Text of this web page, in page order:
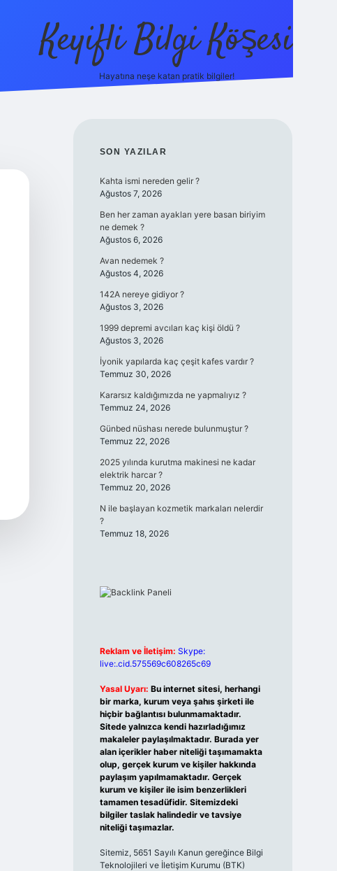
Keyifli Bilgi Köşesi
Hayatına neşe katan pratik bilgiler!
SIDEBAR
SON YAZILAR
Kahta ismi nereden gelir ?
Ağustos 7, 2026
Ben her zaman ayakları yere basan biriyim
ne demek ?
Ağustos 6, 2026
Avan nedemek ?
Ağustos 4, 2026
142A nereye gidiyor ?
Ağustos 3, 2026
1999 depremi avcıları kaç kişi öldü ?
Ağustos 3, 2026
İyonik yapılarda kaç çeşit kafes vardır ?
Temmuz 30, 2026
Kararsız kaldığımızda ne yapmalıyız ?
Temmuz 24, 2026
Günbed nüshası nerede bulunmuştur ?
Temmuz 22, 2026
2025 yılında kurutma makinesi ne kadar
elektrik harcar ?
Temmuz 20, 2026
N ile başlayan kozmetik markaları nelerdir
?
Temmuz 18, 2026
Reklam ve İletişim: Skype:
live:.cid.575569c608265c69
Yasal Uyarı: Bu internet sitesi, herhangi
bir marka, kurum veya şahıs şirketi ile
hiçbir bağlantısı bulunmamaktadır.
Sitede yalnızca kendi hazırladığımız
makaleler paylaşılmaktadır. Burada yer
alan içerikler haber niteliği taşımamakta
olup, gerçek kurum ve kişiler hakkında
paylaşım yapılmamaktadır. Gerçek
kurum ve kişiler ile isim benzerlikleri
tamamen tesadüfidir. Sitemizdeki
bilgiler taslak halindedir ve tavsiye
niteliği taşımazlar.
Sitemiz, 5651 Sayılı Kanun gereğince Bilgi
Teknolojileri ve İletişim Kurumu (BTK)